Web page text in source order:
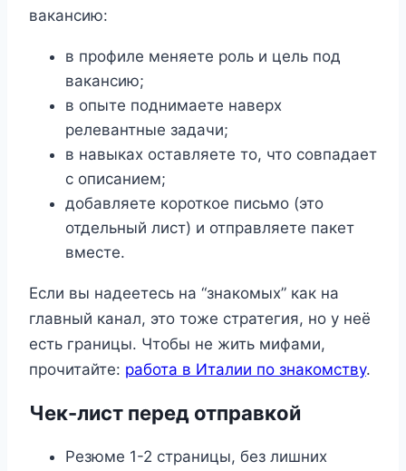
вакансию:
в профиле меняете роль и цель под
вакансию;
в опыте поднимаете наверх
релевантные задачи;
в навыках оставляете то, что совпадает
с описанием;
добавляете короткое письмо (это
отдельный лист) и отправляете пакет
вместе.
Если вы надеетесь на “знакомых” как на
главный канал, это тоже стратегия, но у неё
есть границы. Чтобы не жить мифами,
прочитайте: работа в Италии по знакомству.
Чек-лист перед отправкой
Резюме 1-2 страницы, без лишних